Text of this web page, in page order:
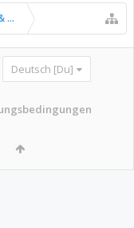
Deutsch [Du]